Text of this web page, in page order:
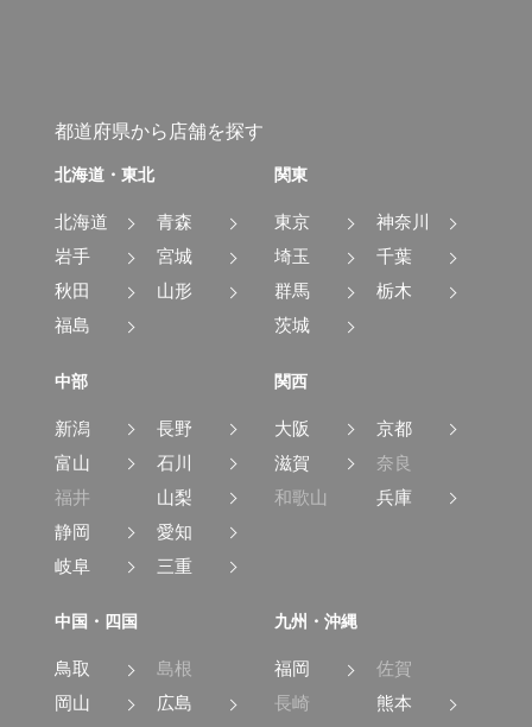
都道府県から店舗を探す
北海道・東北
北海道
青森
岩手
宮城
秋田
山形
福島
関東
東京
神奈川
埼玉
千葉
群馬
栃木
茨城
中部
新潟
長野
富山
石川
福井
山梨
静岡
愛知
岐阜
三重
関西
大阪
京都
滋賀
奈良
和歌山
兵庫
中国・四国
鳥取
島根
岡山
広島
九州・沖縄
福岡
佐賀
長崎
熊本